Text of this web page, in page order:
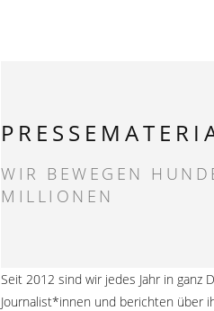
WIR BEWEGEN
MILLIONEN
Seit 2012 sind wir jedes Jahr in
Journalist*innen und berichten über